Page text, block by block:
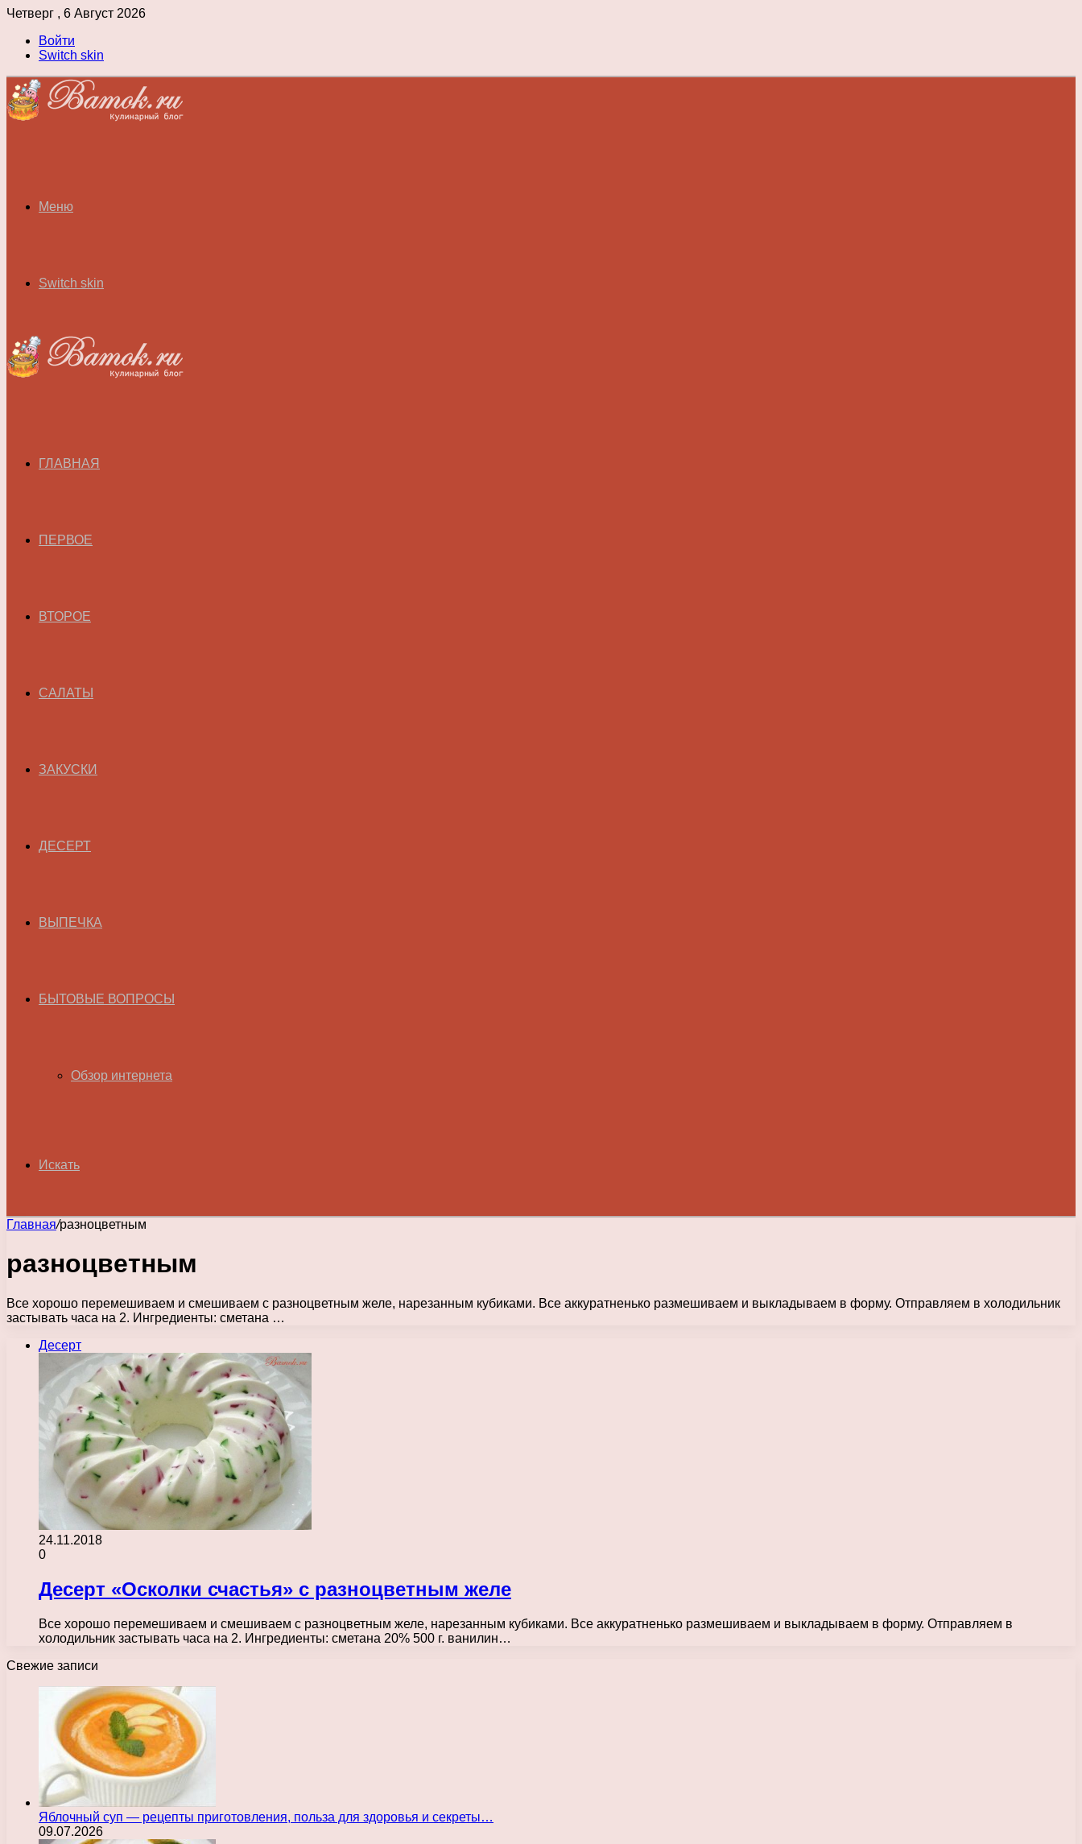
Четверг , 6 Август 2026
Войти
Switch skin
Меню
Switch skin
ГЛАВНАЯ
ПЕРВОЕ
ВТОРОЕ
САЛАТЫ
ЗАКУСКИ
ДЕСЕРТ
ВЫПЕЧКА
БЫТОВЫЕ ВОПРОСЫ
Обзор интернета
Искать
Главная/разноцветным
разноцветным
Все хорошо перемешиваем и смешиваем с разноцветным желе, нарезанным кубиками. Все аккуратненько размешиваем и выкладываем в форму. Отправляем в холодильник
застывать часа на 2. Ингредиенты: сметана …
Десерт
24.11.2018
0
Десерт «Осколки счастья» с разноцветным желе
Все хорошо перемешиваем и смешиваем с разноцветным желе, нарезанным кубиками. Все аккуратненько размешиваем и выкладываем в форму. Отправляем в
холодильник застывать часа на 2. Ингредиенты: сметана 20% 500 г. ванилин…
Свежие записи
Яблочный суп — рецепты приготовления, польза для здоровья и секреты…
09.07.2026